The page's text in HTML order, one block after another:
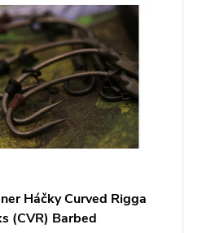
Háčky Curved Rigga
(CVR) Barbed